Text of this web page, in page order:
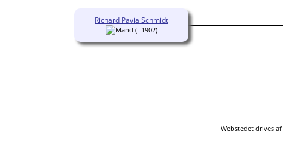
Richard Pavia Schmidt
( -1902)
Webstedet drives af